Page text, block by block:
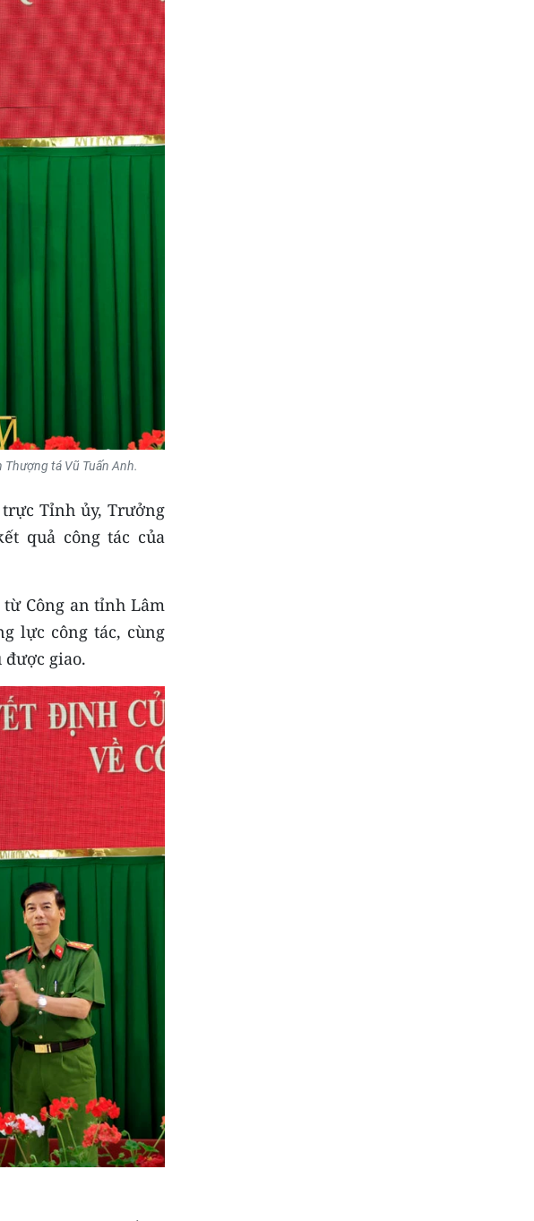
tá Vũ Tuấn Anh.
Tỉnh ủy, Trưởng
quả công tác của
Công an tỉnh Lâm
lực công tác, cùng
giao.